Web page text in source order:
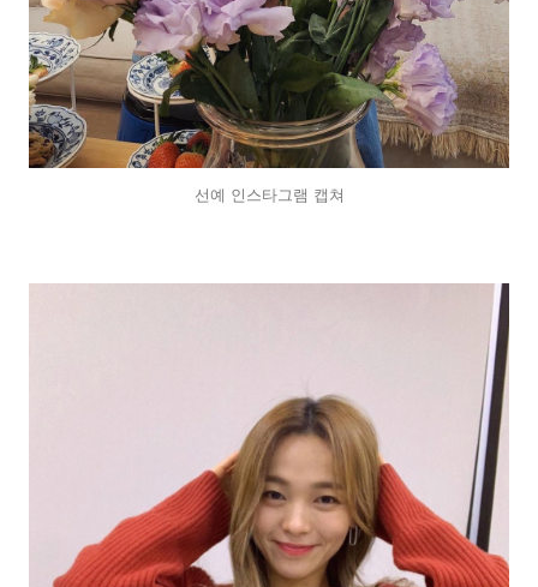
선예 인스타그램 캡쳐